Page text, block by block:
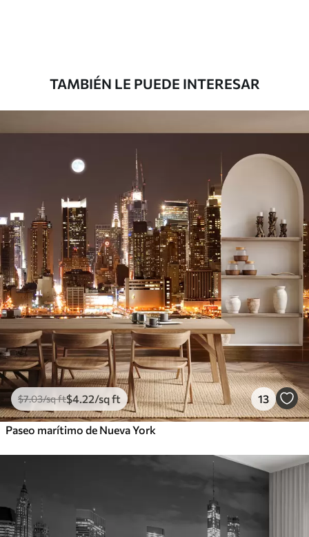
Peel and Stick
12.77$7.66/sq ft
TAMBIÉN LE PUEDE INTERESAR
$7.03/sq ft$4 .22/sq ft 13
Paseo marítimo de Nueva York